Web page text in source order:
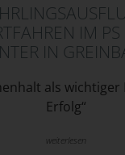
IM PS
IN
als wichtiger
Erfolg“
weiterlesen